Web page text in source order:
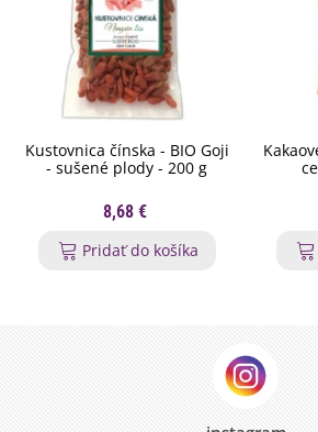
Kustovnica čínska - BIO Goji
- sušené plody - 200 g
8,68 €
Pridať do košíka